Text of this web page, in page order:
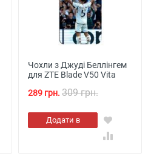
Чохли з Джуді Беллінгем
для ZTE Blade V50 Vita
289 грн. 309 грн.
Додати в
кошик